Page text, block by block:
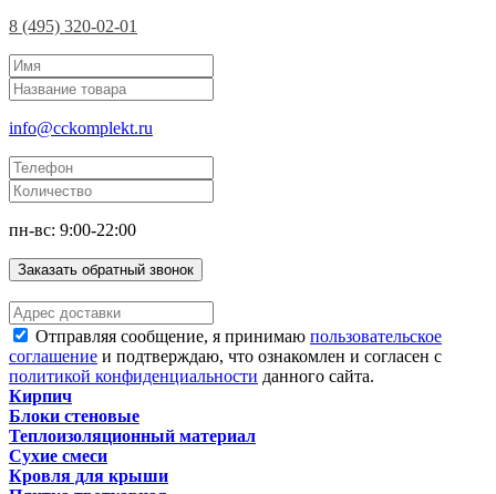
8 (495) 320-02-01
info@cckomplekt.ru
пн-вс: 9:00-22:00
Заказать обратный звонок
Отправляя сообщение, я принимаю пользовательское
соглашение и подтверждаю, что ознакомлен и согласен с
политикой конфиденциальности данного сайта.
Кирпич
Блоки стеновые
Теплоизоляционный материал
Сухие смеси
Кровля для крыши